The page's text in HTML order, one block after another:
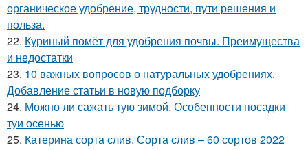
органическое удобрение, трудности, пути решения и
польза.
22. Куриный помёт для удобрения почвы. Преимущества
и недостатки
23. 10 важных вопросов о натуральных удобрениях.
Добавление статьи в новую подборку
24. Можно ли сажать тую зимой. Особенности посадки
туи осенью
25. Катерина сорта слив. Сорта слив – 60 сортов 2022